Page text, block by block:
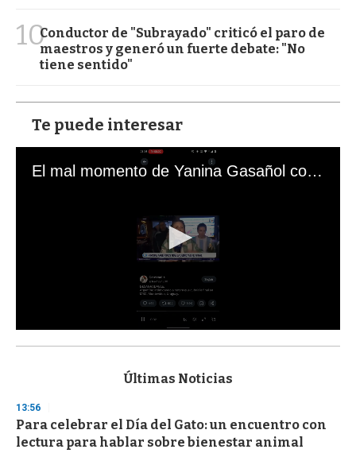
10Conductor de "Subrayado" criticó el paro de
maestros y generó un fuerte debate: "No
tiene sentido"
Te puede interesar
El mal momento de Yanina Gasañol con un hincha argentino en "Subrayado"
s
d
s
o
f
Últimas Noticias
13:56
Para celebrar el Día del Gato: un encuentro con
lectura para hablar sobre bienestar animal